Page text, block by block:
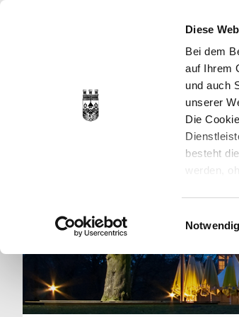
Diese
Bei dem
auf Ihrem
und auch
unserer
Die
besteht
werden,
jederzeit
Notwendig